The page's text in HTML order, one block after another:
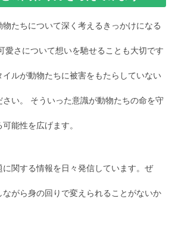
たちについて深く考えるきっかけになる
愛さについて想いを馳せることも大切です
ルが動物たちに被害をもたらしていない
い。 そういった意識が動物たちの命を守
能性を広げます。
関する情報を日々発信しています。ぜ
がら身の回りで変えられることがないか